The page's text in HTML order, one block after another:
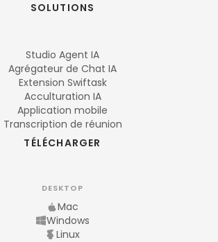
SOLUTIONS
Studio Agent IA
Agrégateur de Chat IA
Extension Swiftask
Acculturation IA
Application mobile
Transcription de réunion
TÉLÉCHARGER
DESKTOP
Mac
Windows
Linux